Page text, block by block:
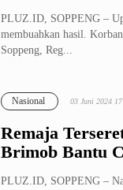
PLUZ.ID, SOPPENG –
membuahkan hasil.
Soppeng, Reg...
Remaja
Brimob Bantu
Nasional 03 Juni 2024
PLUZ.ID, SOPPENG –